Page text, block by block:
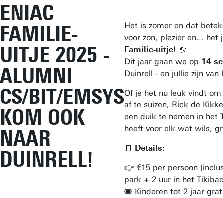
ENIAC
FAMILIE-
UITJE 2025 -
ALUMNI
CS/BIT/EMSYS
KOM OOK
NAAR
DUINRELL!
Het is zomer en dat
voor zon, plezier en... het
Familie-uitje! 🌞
Dit jaar gaan we op 14
Duinrell - en jullie zijn
Of je het nu leuk vindt
af te suizen, Rick de
een duik te nemen in het
heeft voor elk wat wils,
🧾 Details:
👉 €15 per persoon
park + 2 uur in het
🎟 Kinderen tot 2 jaar